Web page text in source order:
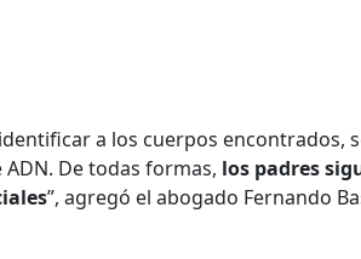
a los cuerpos encontrados,
De todas formas, los padres
”, agregó el abogado Fernando